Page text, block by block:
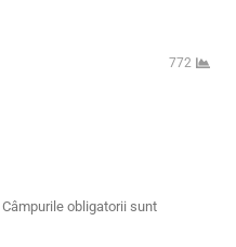
772
Câmpurile obligatorii sunt